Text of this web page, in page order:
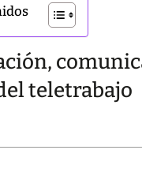
teletrabajo